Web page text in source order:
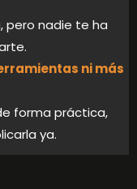
pero nadie te ha
ni más
forma práctica,
ya.